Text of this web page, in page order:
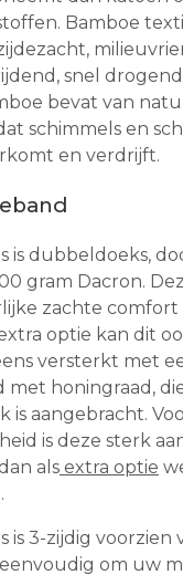
Bamboe
snel
bevat van
schimmels en
en verdrijft.
is dubbeldoeks,
gram Dacron.
zachte comfort
optie kan dit
versterkt met
met honingraad,
is aangebracht.
is deze sterk
als extra optie
is 3-zijdig voorzien
om uw